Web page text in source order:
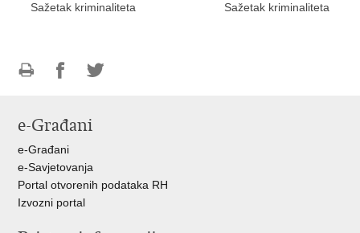
Sažetak kriminaliteta
Sažetak kriminaliteta
FacebookuTwitteru
e-Građani
e-Građani
e-Savjetovanja
Portal otvorenih podataka RH
Izvozni portal